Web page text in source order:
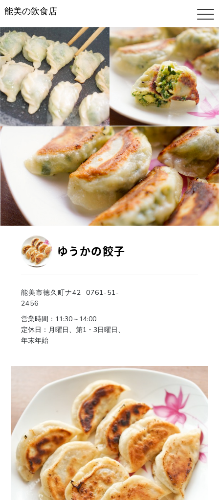
能美の飲食店
ゆうかの餃子
能美市徳久町ナ42 0761-51-
2456
営業時間：11:30～14:00
定休日：月曜日、第1・3日曜日、
年末年始